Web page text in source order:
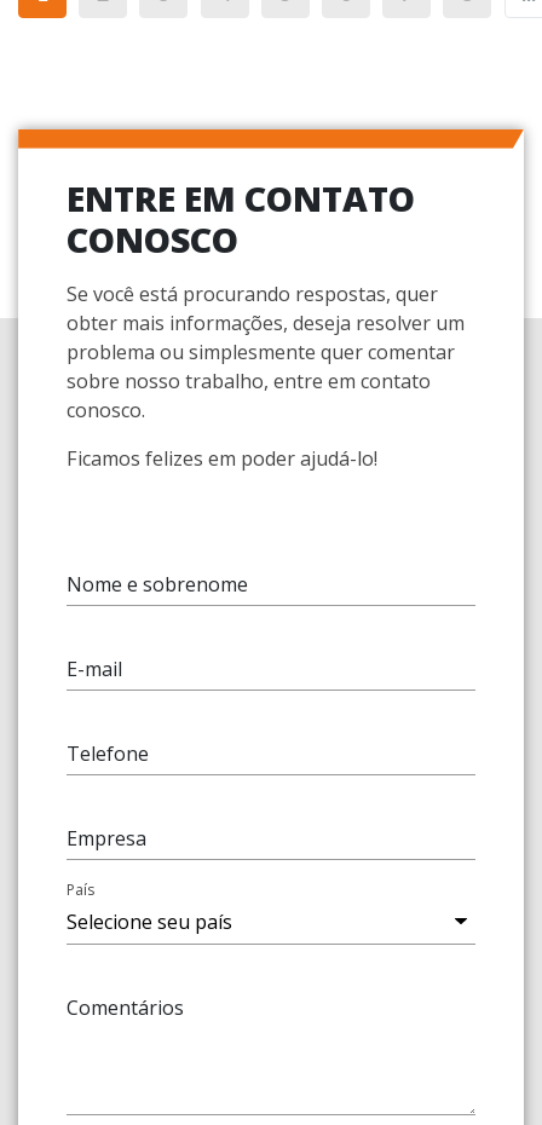
ENTRE EM CONTATO
CONOSCO
Se você está procurando respostas, quer
obter mais informações, deseja resolver um
problema ou simplesmente quer comentar
sobre nosso trabalho, entre em contato
conosco.
Ficamos felizes em poder ajudá-lo!
Nome e sobrenome
E-mail
Telefone
Empresa
País
Comentários